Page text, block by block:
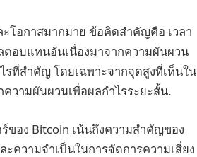
โอกาสมากมาย ข้อคิดสำคัญคือ เวลา
อบแทนอันเนื่องมาจากความผันผวน
รที่สำคัญ โดยเฉพาะจากจุดสูงที่เห็นใน
วามผันผวนเพื่อผลกำไรระยะสั้น.
ของ Bitcoin เน้นถึงความสำคัญของ
ความจำเป็นในการจัดการความเสี่ยง